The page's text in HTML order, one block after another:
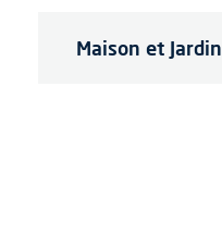
Maison et Jardin